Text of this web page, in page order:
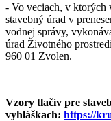
- Vo veciach, v ktorých
stavebný úrad v
vodnej správy,
úrad Životného
960 01 Zvolen.
Vzory tlačív pre
vyhláškach: https://